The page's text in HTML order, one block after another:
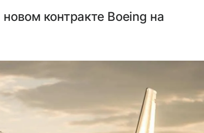
контракте Boeing на